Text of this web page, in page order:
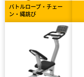
バトルロープ・チェー
ン・縄跳び